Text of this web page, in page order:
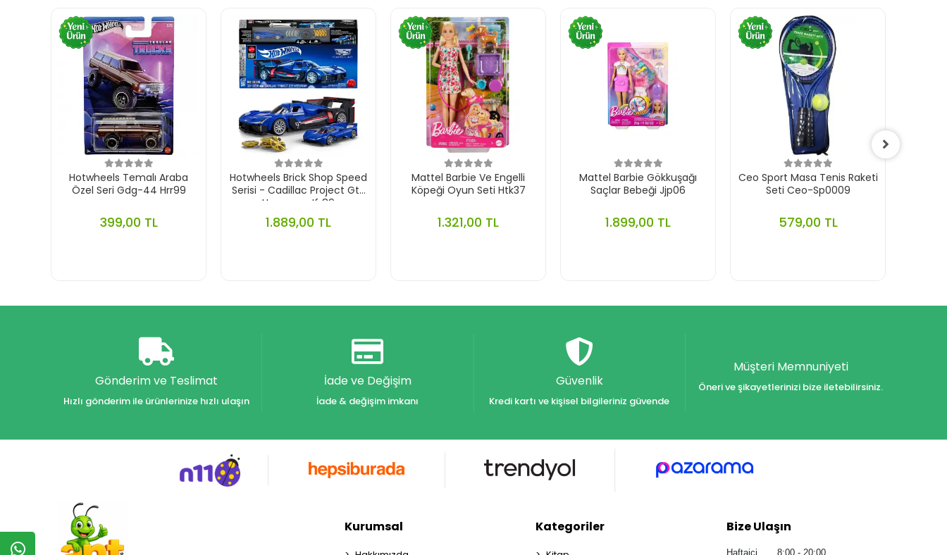
Hotwheels Temalı Araba
Özel Seri Gdg-44 Hrr99
399,00 TL
Hotwheels Brick Shop Speed
Serisi - Cadillac Project Gtp
Hypercar Jfr89
1.889,00 TL
Mattel Barbie Ve Engelli
Köpeği Oyun Seti Htk37
1.321,00 TL
Mattel Barbie Gökkuşağı
Saçlar Bebeği Jjp06
1.899,00 TL
Ceo Sport Masa Tenis Raketi
Seti Ceo-Sp0009
579,00 TL
Gönderim ve Teslimat
Hızlı gönderim ile ürünlerinize hızlı ulaşın
İade ve Değişim
İade & değişim imkanı
Güvenlik
Kredi kartı ve kişisel bilgileriniz güvende
Müşteri Memnuniyeti
Öneri ve şikayetlerinizi bize iletebilirsiniz.
Kurumsal Kategoriler Bize Ulaşın
Haftaiçi 8:00 - 20:00